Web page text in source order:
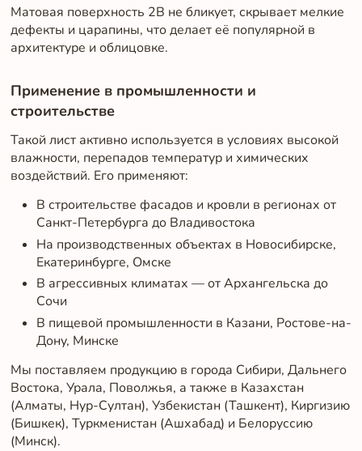
Матовая поверхность 2B не бликует, скрывает мелкие
дефекты и царапины, что делает её популярной в
архитектуре и облицовке.
Применение в промышленности и
строительстве
Такой лист активно используется в условиях высокой
влажности, перепадов температур и химических
воздействий. Его применяют:
В строительстве фасадов и кровли в регионах от
Санкт-Петербурга до Владивостока
На производственных объектах в Новосибирске,
Екатеринбурге, Омске
В агрессивных климатах — от Архангельска до
Сочи
В пищевой промышленности в Казани, Ростове-на-
Дону, Минске
Мы поставляем продукцию в города Сибири, Дальнего
Востока, Урала, Поволжья, а также в Казахстан
(Алматы, Нур-Султан), Узбекистан (Ташкент), Киргизию
(Бишкек), Туркменистан (Ашхабад) и Белоруссию
(Минск).